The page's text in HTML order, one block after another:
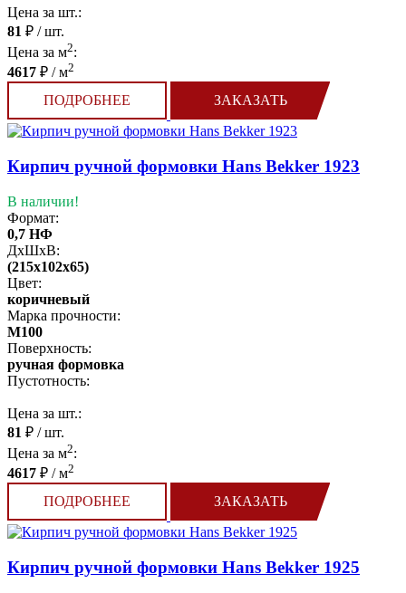
Цена за шт.:
81 ₽ / шт.
Цена за м2:
4617 ₽ / м2
ПОДРОБНЕЕ ЗАКАЗАТЬ
Кирпич ручной формовки Hans Bekker 1923
В наличии!
Формат:
0,7 НФ
ДхШхВ:
(215x102x65)
Цвет:
коричневый
Марка прочности:
М100
Поверхность:
ручная формовка
Пустотность:
Цена за шт.:
81 ₽ / шт.
Цена за м2:
4617 ₽ / м2
ПОДРОБНЕЕ ЗАКАЗАТЬ
Кирпич ручной формовки Hans Bekker 1925